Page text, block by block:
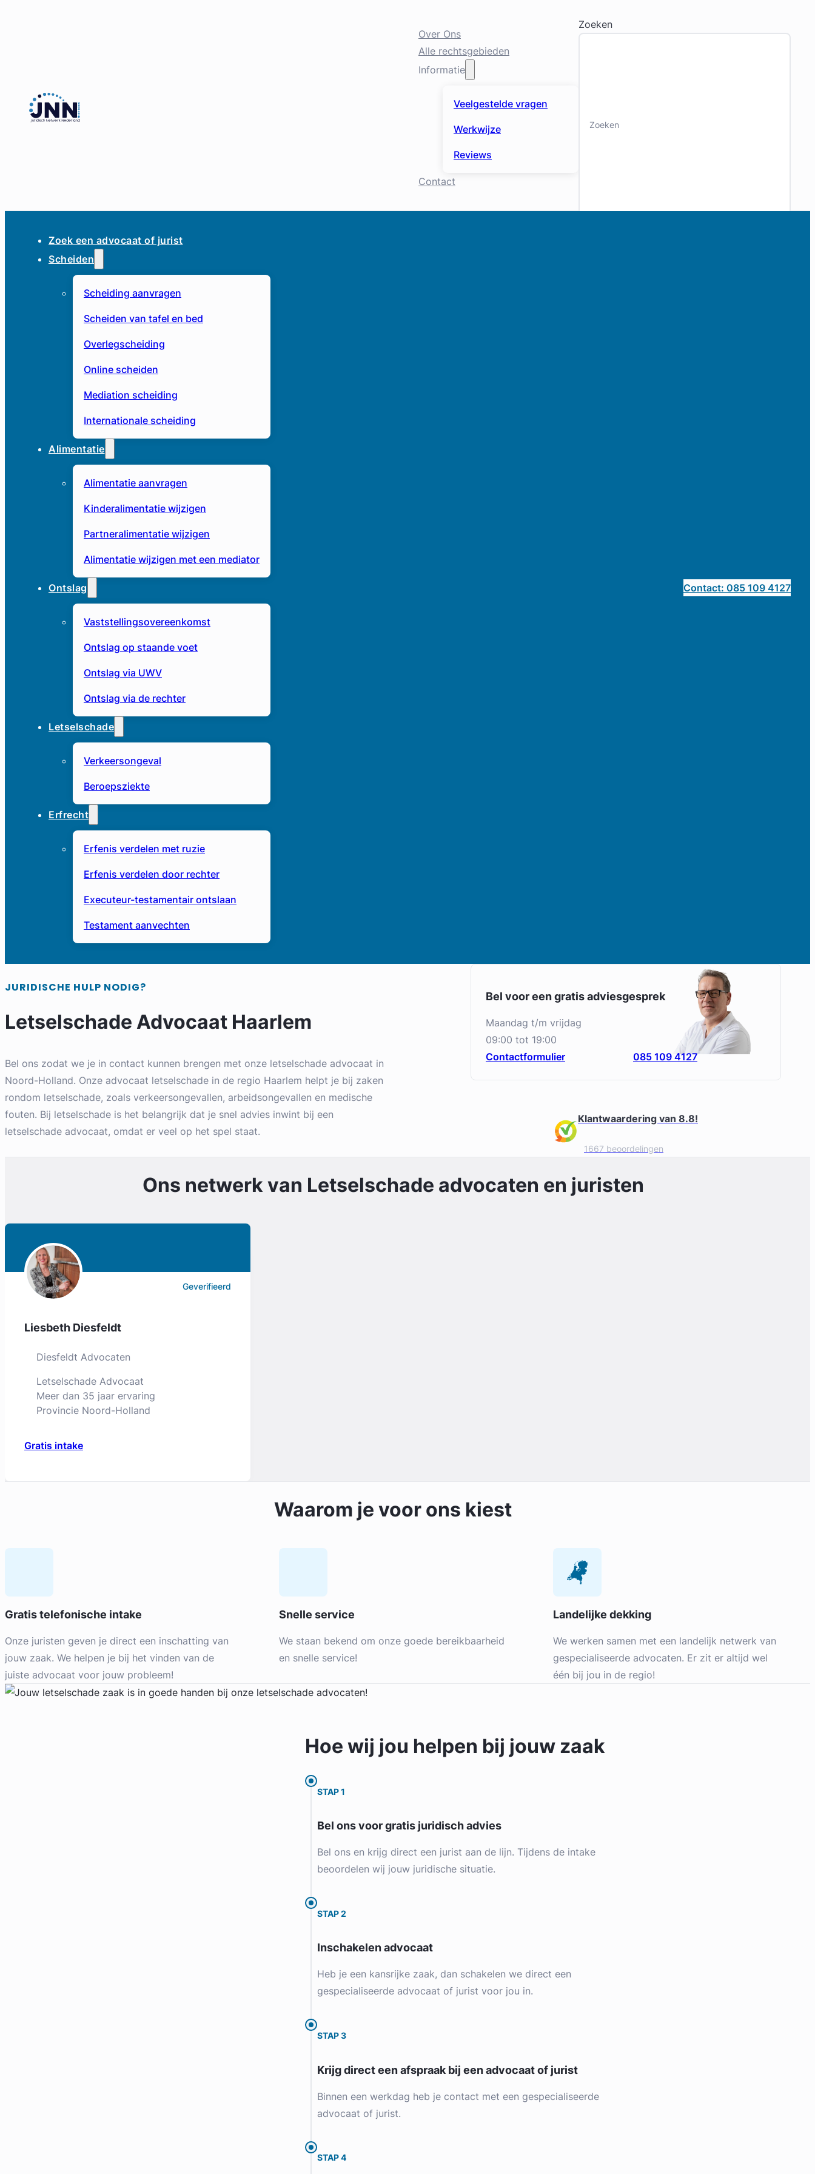
Over Ons
Alle rechtsgebieden
Informatie
Veelgestelde vragen
Werkwijze
Reviews
Contact
Zoeken
Zoek een advocaat of jurist
Scheiden
Scheiding aanvragen
Scheiden van tafel en bed
Overlegscheiding
Online scheiden
Mediation scheiding
Internationale scheiding
Alimentatie
Alimentatie aanvragen
Kinderalimentatie wijzigen
Partneralimentatie wijzigen
Alimentatie wijzigen met een mediator
Ontslag
Vaststellingsovereenkomst
Ontslag op staande voet
Ontslag via UWV
Ontslag via de rechter
Letselschade
Verkeersongeval
Beroepsziekte
Erfrecht
Erfenis verdelen met ruzie
Erfenis verdelen door rechter
Executeur-testamentair ontslaan
Testament aanvechten
Contact: 085 109 4127
JURIDISCHE HULP NODIG?
Letselschade Advocaat Haarlem
Bel ons zodat we je in contact kunnen brengen met onze letselschade advocaat in
Noord-Holland. Onze advocaat letselschade in de regio Haarlem helpt je bij zaken
rondom letselschade, zoals verkeersongevallen, arbeidsongevallen en medische
fouten. Bij letselschade is het belangrijk dat je snel advies inwint bij een
letselschade advocaat, omdat er veel op het spel staat.
Bel voor een gratis adviesgesprek
maandag t/m vrijdag
09:00 tot 19:00
Contactformulier
085 109 4127
Klantwaardering van 8.8!
1667 beoordelingen
Ons netwerk van Letselschade advocaten en juristen
Geverifieerd
Liesbeth Diesfeldt
Diesfeldt Advocaten
Letselschade Advocaat
Meer dan 35 jaar ervaring
Provincie Noord-Holland
Gratis intake
Diesfeldt Advocaten
Letselschade Advocaat
Meer dan 35 jaar ervaring
Provincie Noord-Holland
Waarom je voor ons kiest
Gratis telefonische intake
Onze juristen geven je direct een inschatting van
jouw zaak. We helpen je bij het vinden van de
juiste advocaat voor jouw probleem!
Snelle service
We staan bekend om onze goede bereikbaarheid
en snelle service!
Landelijke dekking
We werken samen met een landelijk netwerk van
gespecialiseerde advocaten. Er zit er altijd wel
één bij jou in de regio!
Hoe wij jou helpen bij jouw zaak
STAP 1
Bel ons voor gratis juridisch advies
Bel ons en krijg direct een jurist aan de lijn. Tijdens de intake
beoordelen wij jouw juridische situatie.
STAP 2
Inschakelen advocaat
Heb je een kansrijke zaak, dan schakelen we direct een
gespecialiseerde advocaat of jurist voor jou in.
STAP 3
Krijg direct een afspraak bij een advocaat of jurist
Binnen een werkdag heb je contact met een gespecialiseerde
advocaat of jurist.
STAP 4